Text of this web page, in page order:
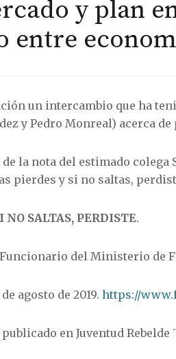
y plan
entre
un intercambio que ha
y Pedro Monreal) acerca
la nota del estimado
pierdes y si no saltas,
NO SALTAS, PERDISTE.
del Ministerio de
agosto de 2019.https://
en Juventud Rebelde